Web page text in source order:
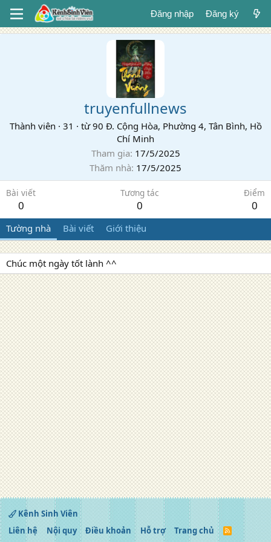
Đăng nhập Đăng ký
truyenfullnews
Thành viên · 31 · từ90 Đ. Cộng Hòa, Phường 4, Tân Bình, Hồ
Chí Minh
Tham gia 17/5/2025
Thăm nhà 17/5/2025
Bài viết
0
Tương tác
0
Điểm
0
Tường nhà Bài viết Giới thiệu
Chúc một ngày tốt lành ^^
Kênh Sinh Viên
Liên hệ
Nội quy Điều khoản Hỗ trợ Trang chủ
R